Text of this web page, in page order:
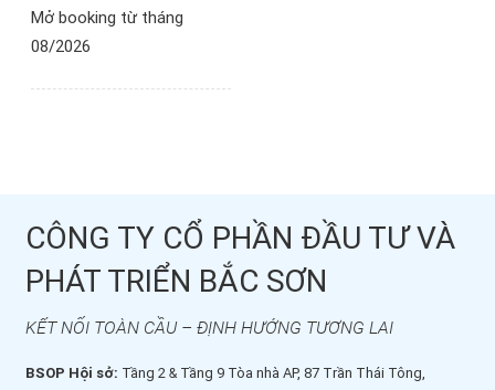
Mở booking từ tháng
08/2026
CÔNG TY CỔ PHẦN ĐẦU TƯ VÀ
PHÁT TRIỂN BẮC SƠN
KẾT NỐI TOÀN CẦU – ĐỊNH HƯỚNG TƯƠNG LAI
BSOP Hội sở: Tầng 2 & Tầng 9 Tòa nhà AP, 87 Trần Thái Tông,